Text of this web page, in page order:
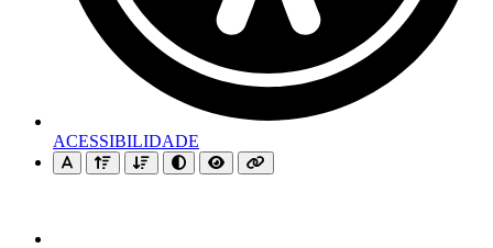
ACESSIBILIDADE